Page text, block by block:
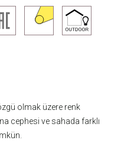
olmak üzere renk
cephesi ve sahada farklı